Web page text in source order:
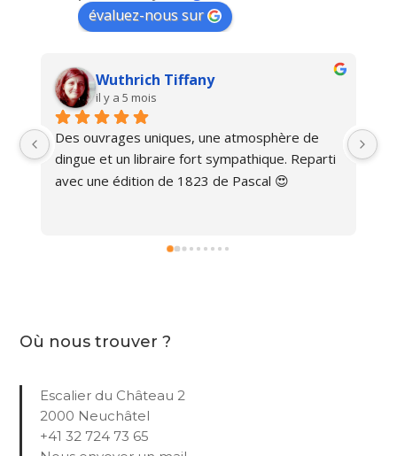
évaluez-nous sur
Wuthrich Tiffany
il y a 5 mois
Des ouvrages uniques, une atmosphère de
dingue et un libraire fort sympathique. Reparti
avec une édition de 1823 de Pascal 😍
Où nous trouver ?
Escalier du Château 2
2000 Neuchâtel
+41 32 724 73 65